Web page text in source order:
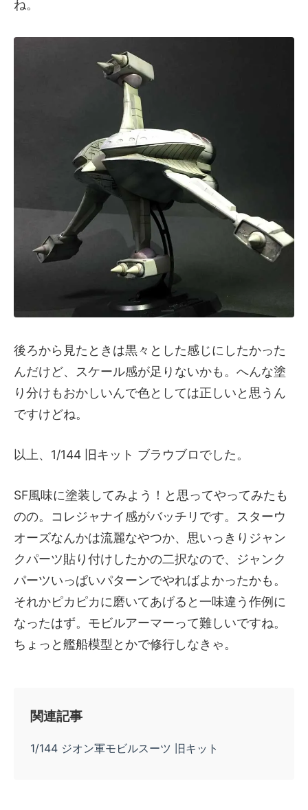
ね。
後ろから見たときは黒々とした感じにしたかった
んだけど、スケール感が足りないかも。へんな塗
り分けもおかしいんで色としては正しいと思うん
ですけどね。
以上、1/144 旧キット ブラウブロでした。
SF風味に塗装してみよう！と思ってやってみたも
のの。コレジャナイ感がバッチリです。スターウ
オーズなんかは流麗なやつか、思いっきりジャン
クパーツ貼り付けしたかの二択なので、ジャンク
パーツいっぱいパターンでやればよかったかも。
それかピカピカに磨いてあげると一味違う作例に
なったはず。モビルアーマーって難しいですね。
ちょっと艦船模型とかで修行しなきゃ。
関連記事
1/144 ジオン軍モビルスーツ 旧キット